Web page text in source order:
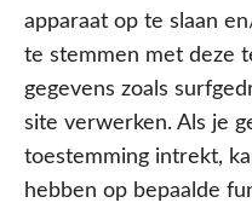
apparaat op te slaan
te stemmen met deze
gegevens zoals
site verwerken. Als je
toestemming intrekt,
hebben op bepaalde
Aangesloten bij